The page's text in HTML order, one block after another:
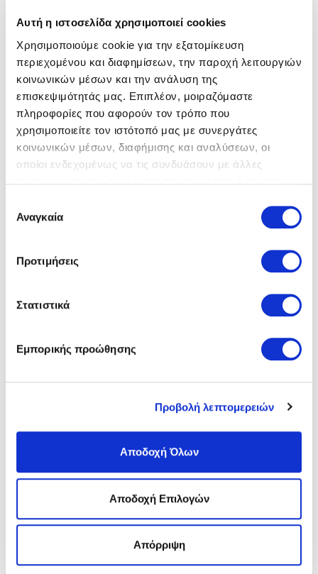
Αυτή η ιστοσελίδα χρησιμοποιεί cookies
Χρησιμοποιούμε cookie για την εξατομίκευση
περιεχομένου και διαφημίσεων, την παροχή λειτουργιών
κοινωνικών μέσων και την ανάλυση της
επισκεψιμότητάς μας. Επιπλέον, μοιραζόμαστε
πληροφορίες που αφορούν τον τρόπο που
χρησιμοποιείτε τον ιστότοπό μας με συνεργάτες
κοινωνικών μέσων, διαφήμισης και αναλύσεων, οι
οποίοι ενδεχομένως να τις συνδυάσουν με άλλες
των υπηρεσιών τους.
συγκατάθεσης
Αναγκαία
Προτιμήσεις
Στατιστικά
Εμπορικής προώθησης
Προβολή λεπτομερειών
Αποδοχή Όλων
Αποδοχή Επιλογών
Απόρριψη
BirkenstockΠέδιλα
69,00 €
BirkenstockΠέδιλα
69,00 €
BirkenstockΠέδιλα
105,00 €